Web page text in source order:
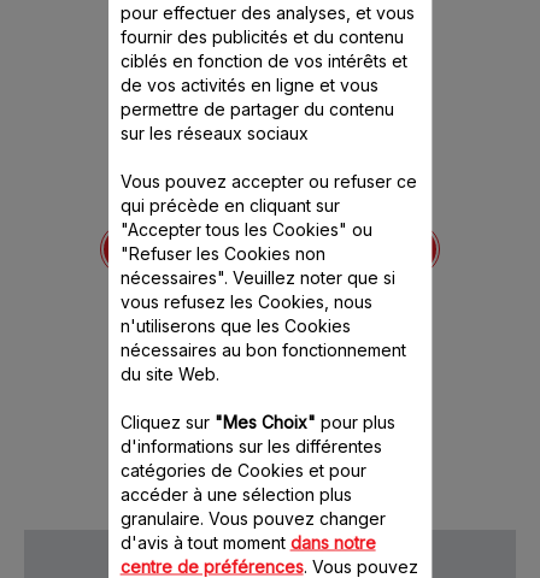
Pichet et couvercle
SS-994150
Pour un jus sans pulpe
Stock disponible.
11.00 CHF
Ajouter au panier
pour effectuer des analyses, et vous
fournir des publicités et du contenu
ciblés en fonction de vos intérêts et
de vos activités en ligne et vous
permettre de partager du contenu
sur les réseaux sociaux
Vous pouvez accepter ou refuser ce
qui précède en cliquant sur
"Accepter tous les Cookies" ou
"Refuser les Cookies non
nécessaires". Veuillez noter que si
vous refusez les Cookies, nous
n'utiliserons que les Cookies
nécessaires au bon fonctionnement
du site Web.
Cliquez sur "Mes Choix" pour plus
d'informations sur les différentes
catégories de Cookies et pour
accéder à une sélection plus
granulaire. Vous pouvez changer
d'avis à tout moment dans notre
centre de préférences. Vous pouvez